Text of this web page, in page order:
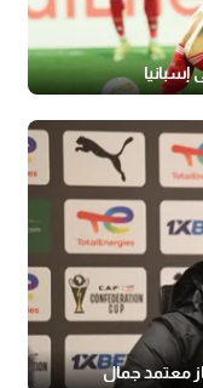
معتمد جمال